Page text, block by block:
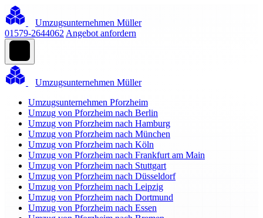
Umzugsunternehmen Müller
01579-2644062 Angebot anfordern
Umzugsunternehmen Müller
Umzugsunternehmen Pforzheim
Umzug von Pforzheim nach Berlin
Umzug von Pforzheim nach Hamburg
Umzug von Pforzheim nach München
Umzug von Pforzheim nach Köln
Umzug von Pforzheim nach Frankfurt am Main
Umzug von Pforzheim nach Stuttgart
Umzug von Pforzheim nach Düsseldorf
Umzug von Pforzheim nach Leipzig
Umzug von Pforzheim nach Dortmund
Umzug von Pforzheim nach Essen